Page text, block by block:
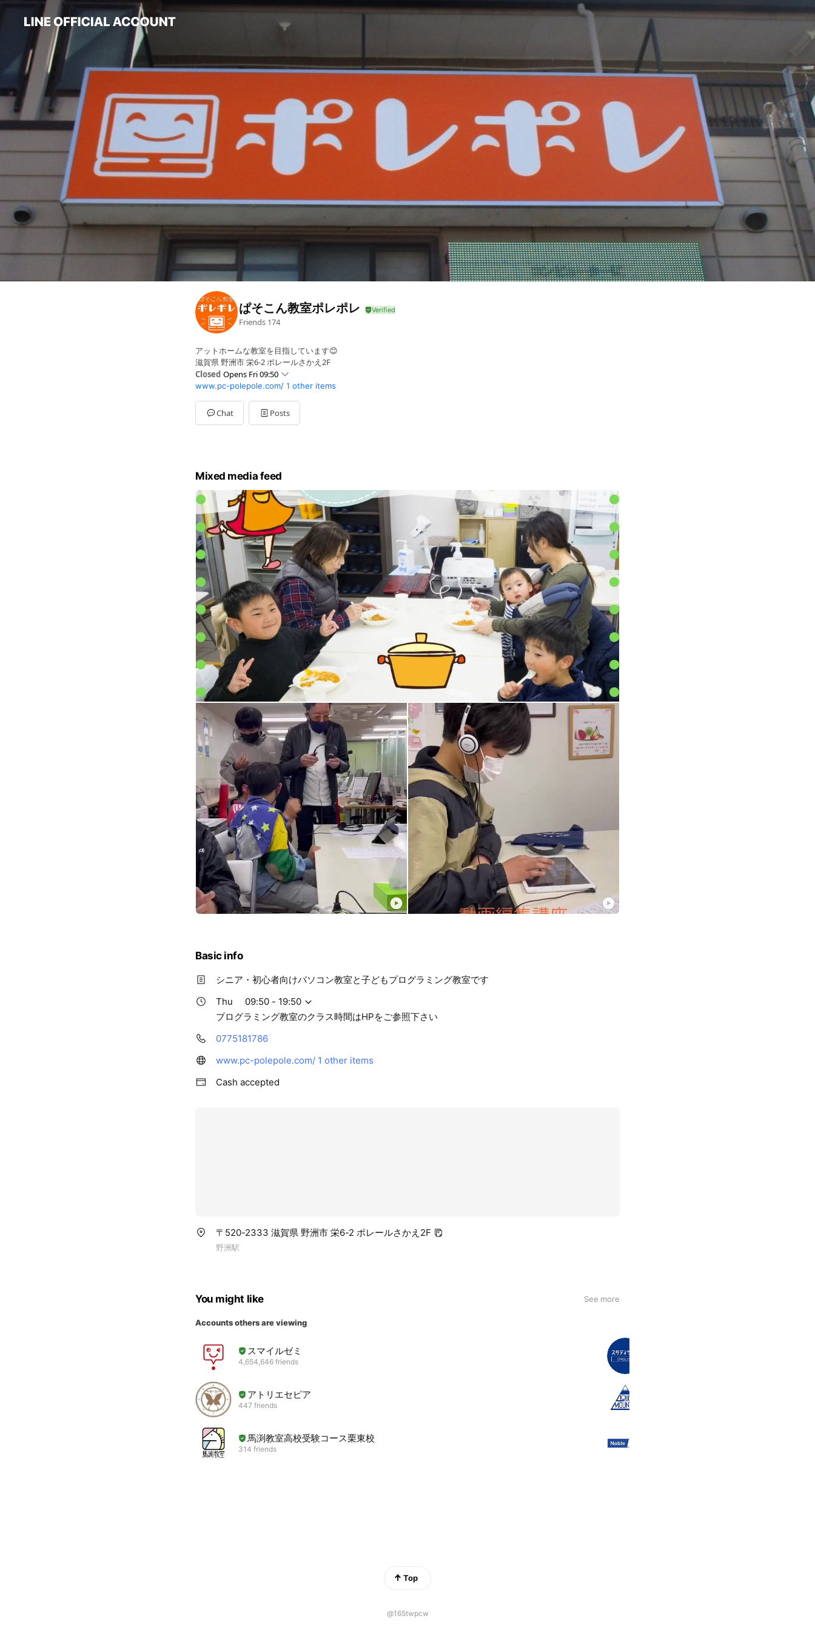
ぱそこん教室ポレポレ
Friends 174
アットホームな教室を目指しています😊
滋賀県 野洲市 栄6-2 ポレールさかえ2F
Closed Opens Fri 09:50
SunClosed
Mon09:50 - 16:20
Tue09:50 - 19:50
Wed09:50 - 16:20
www.pc-polepole.com/ 1 other items
Chat Posts
Mixed media feed
Basic info
シニア・初心者向けパソコン教室と子どもプログラミング教室です
Thu
09:50 - 19:50
プログラミング教室のクラス時間はHPをご参照下さい
0775181786
www.pc-polepole.com/ 1 other items
Cash accepted
〒520-2333 滋賀県 野洲市 栄6-2 ポレールさかえ2F
野洲駅
You might like See more
Accounts others are viewing
スマイルゼミ
4,654,646 friends
アトリエセピア
447 friends
馬渕教室高校受験コース栗東校
314 friends
Top
@165twpcw